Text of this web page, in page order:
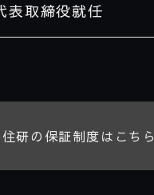
表取締役就任
研の保証制度はこちら